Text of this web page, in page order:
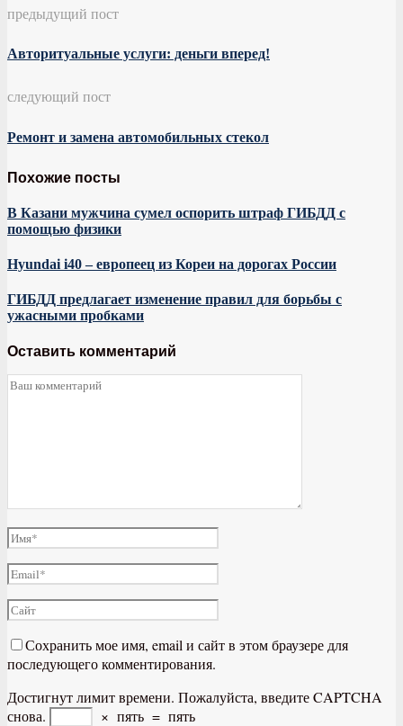
предыдущий пост
Авторитуальные услуги: деньги вперед!
следующий пост
Ремонт и замена автомобильных стекол
Похожие посты
В Казани мужчина сумел оспорить штраф ГИБДД с
помощью физики
Hyundai i40 – европеец из Кореи на дорогах России
ГИБДД предлагает изменение правил для борьбы с
ужасными пробками
Оставить комментарий
Сохранить мое имя, email и сайт в этом браузере для
последующего комментирования.
Достигнут лимит времени. Пожалуйста, введите CAPTCHA
снова.
× пять = пять